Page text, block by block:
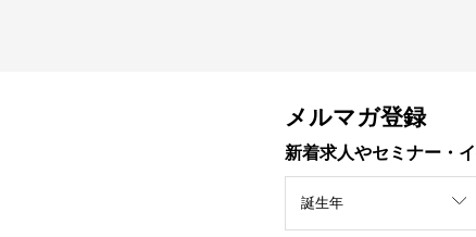
メルマガ登録
新着求人やセミナー・